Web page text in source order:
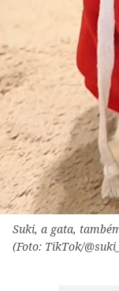
Suki, a gata,
(Foto: TikTok/